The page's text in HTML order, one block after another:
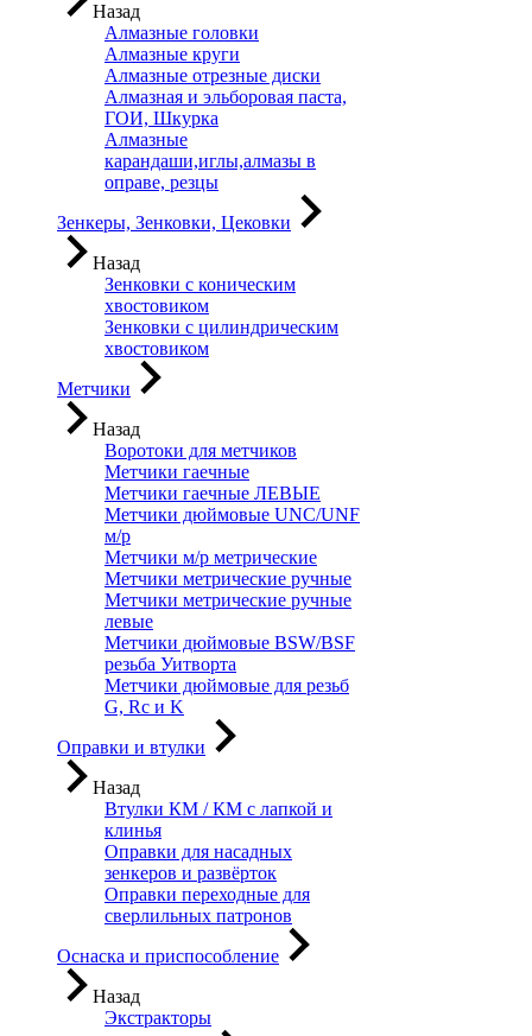
Назад
Алмазные головки
Алмазные круги
Алмазные отрезные диски
Алмазная и эльборовая паста,
ГОИ, Шкурка
Алмазные
карандаши,иглы,алмазы в
оправе, резцы
Зенкеры, Зенковки, Цековки
Назад
Зенковки с коническим
хвостовиком
Зенковки с цилиндрическим
хвостовиком
Метчики
Назад
Воротоки для метчиков
Метчики гаечные
Метчики гаечные ЛЕВЫЕ
Метчики дюймовые UNC/UNF
м/р
Метчики м/р метрические
Метчики метрические ручные
Метчики метрические ручные
левые
Метчики дюймовые BSW/BSF
резьба Уитворта
Метчики дюймовые для резьб
G, Rc и K
Оправки и втулки
Назад
Втулки КМ / КМ с лапкой и
клинья
Оправки для насадных
зенкеров и развёрток
Оправки переходные для
сверлильных патронов
Оснаска и приспособление
Назад
Экстракторы